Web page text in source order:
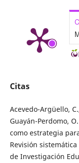
Citas
Acevedo-Argüello,
Guayán-Perdomo,
como estrategia
Revisión
de Investigación